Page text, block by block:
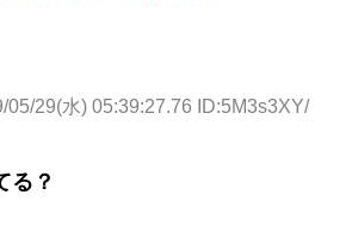
05/29(水) 05:39:27.76 ID:5M3s3XY/
る？